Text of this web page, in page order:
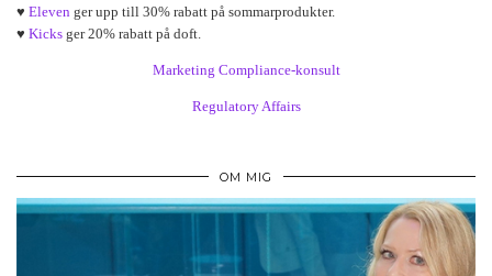
♥ Eleven ger upp till 30% rabatt på sommarprodukter.
♥ Kicks ger 20% rabatt på doft.
Marketing Compliance-konsult
Regulatory Affairs
OM MIG